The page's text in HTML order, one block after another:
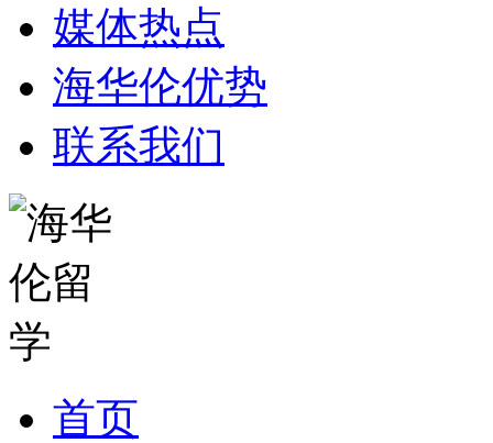
媒体热点
海华伦优势
联系我们
首页